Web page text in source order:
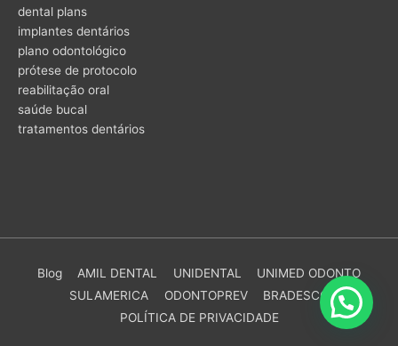
dental plans
implantes dentários
plano odontológico
prótese de protocolo
reabilitação oral
saúde bucal
tratamentos dentários
Blog AMIL DENTAL UNIDENTAL
UNIMED ODONTO
SULAMERICA
ODONTOPREV
BRADESCO
POLÍTICA DE PRIVACIDADE